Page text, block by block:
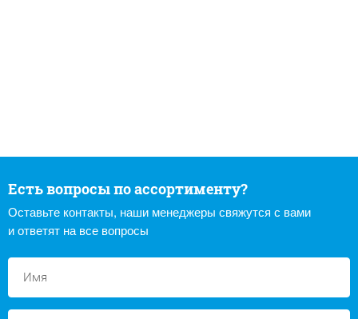
Есть вопросы по ассортименту?
Оставьте контакты, наши менеджеры свяжутся с вами
и ответят на все вопросы